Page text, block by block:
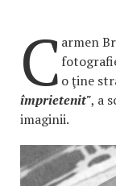
C armen
o ţine
împrietenit", a
imaginii.